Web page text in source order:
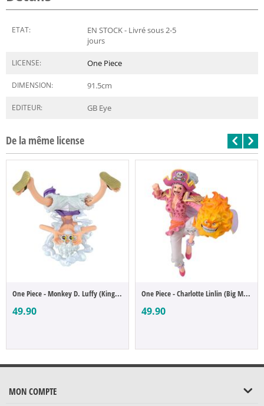
ETAT:
EN STOCK - Livré sous 2-5
jours
LICENSE: One Piece
DIMENSION: 91.5cm
EDITEUR: GB Eye
De la même license
One Piece - Monkey D. Luffy (King of Artist)
49.90
One Piece - Charlotte Linlin (Big Mom) (B...
49.90
MON COMPTE